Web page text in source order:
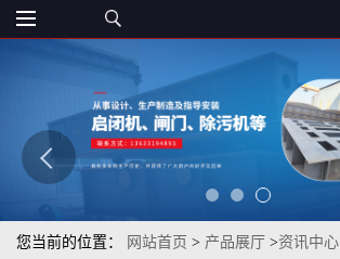
您当前的位置： 网站首页 > 产品展厅 >资讯中心